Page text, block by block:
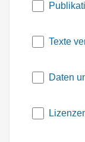
Texte
Daten